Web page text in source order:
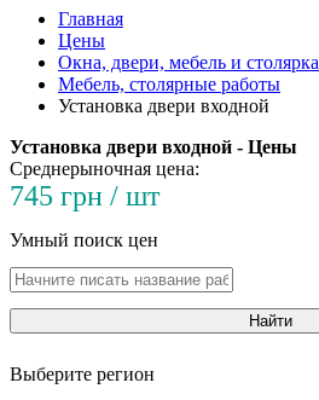
Главная
Цены
Окна, двери, мебель и столярка
Мебель, столярные работы
Установка двери входной
Установка двери входной - Цены
Среднерыночная цена:
745 грн / шт
Умный поиск цен
Найти
Выберите регион